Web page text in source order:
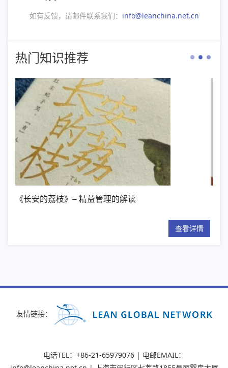
如有反馈，请邮件联系我们： info@leanchina.net.cn
热门知识推荐
枝》– 精益管理的解读
友情链接：
电话TEL：+86-21-65979076 | 电邮EMAIL：